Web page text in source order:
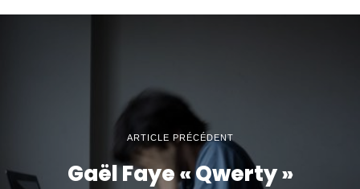
ARTICLE PRÉCÉDENT
Gaël Faye « Qwerty »